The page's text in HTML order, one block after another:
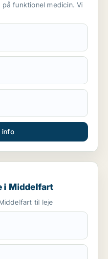
funktionel medicin. Vi
info
i Middelfart
til leje